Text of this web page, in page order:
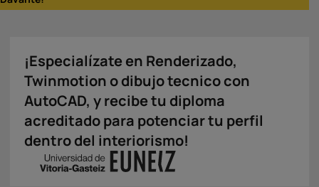
¡Especialízate en Renderizado,
Twinmotion o dibujo tecnico con
AutoCAD, y recibe tu diploma
acreditado para potenciar tu perfil
dentro del interiorismo!